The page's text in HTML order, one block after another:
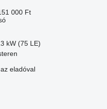
000 Ft
kW (75 LE)
eladóval